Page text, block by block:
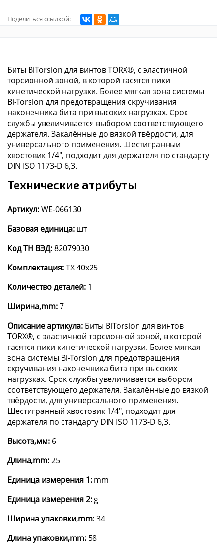
Поделиться ссылкой:
Биты BiTorsion для винтов TORX®, с эластичной
торсионной зоной, в которой гасятся пики
кинетической нагрузки. Более мягкая зона системы
Bi-Torsion для предотвращения скручивания
наконечника бита при высоких нагрузках. Срок
службы увеличивается выбором соответствующего
держателя. Закалённые до вязкой твёрдости, для
универсального применения. Шестигранный
хвостовик 1/4", подходит для держателя по стандарту
DIN ISO 1173-D 6,3.
Технические атрибуты
Артикул:WE-066130
Базовая единица: шт
Код ТН ВЭД:82079030
Комплектация:TX 40x25
Количество деталей: 1
Ширина,mm:7
Описание артикула: Биты BiTorsion для винтов
TORX®, с эластичной торсионной зоной, в которой
гасятся пики кинетической нагрузки. Более мягкая
зона системы Bi-Torsion для предотвращения
скручивания наконечника бита при высоких
нагрузках. Срок службы увеличивается выбором
соответствующего держателя. Закалённые до вязкой
твёрдости, для универсального применения.
Шестигранный хвостовик 1/4", подходит для
держателя по стандарту DIN ISO 1173-D 6,3.
Высота,мм: 6
Длина,mm:25
Единица измерения 1: mm
Единица измерения 2: g
Ширина упаковки,mm:34
Длина упаковки,mm: 58